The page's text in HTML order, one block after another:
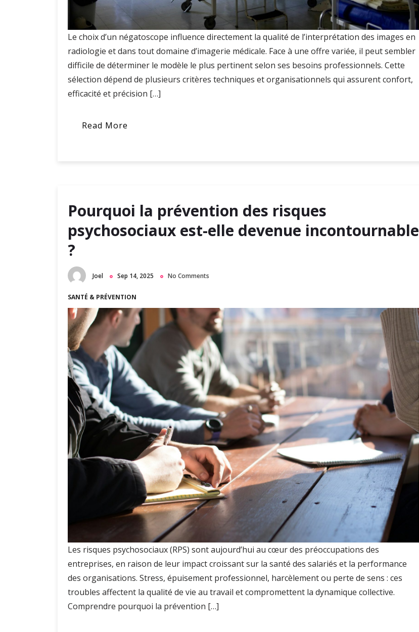
Le choix d’un négatoscope influence directement la qualité de l’interprétation des images en
radiologie et dans tout domaine d’imagerie médicale. Face à une offre variée, il peut sembler
difficile de déterminer le modèle le plus pertinent selon ses besoins professionnels. Cette
sélection dépend de plusieurs critères techniques et organisationnels qui assurent confort,
efficacité et précision […]
Read More
Pourquoi la prévention des risques
psychosociaux est-elle devenue incontournable
?
Joel Sep 14, 2025 No Comments
SANTÉ & PRÉVENTION
Les risques psychosociaux (RPS) sont aujourd’hui au cœur des préoccupations des
entreprises, en raison de leur impact croissant sur la santé des salariés et la performance
des organisations. Stress, épuisement professionnel, harcèlement ou perte de sens : ces
troubles affectent la qualité de vie au travail et compromettent la dynamique collective.
Comprendre pourquoi la prévention […]